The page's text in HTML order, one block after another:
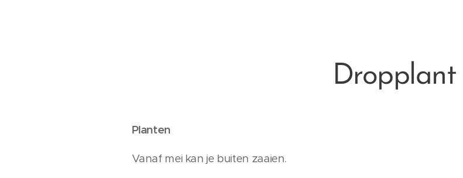
Dropplant
Planten
Vanaf mei kan je buiten zaaien.